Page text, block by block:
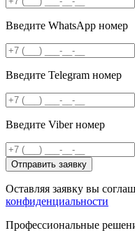
Введите WhatsApp номер
Введите Telegram номер
Введите Viber номер
Отправить заявку
Оставляя заявку вы
конфиденциальности
Профессиональные